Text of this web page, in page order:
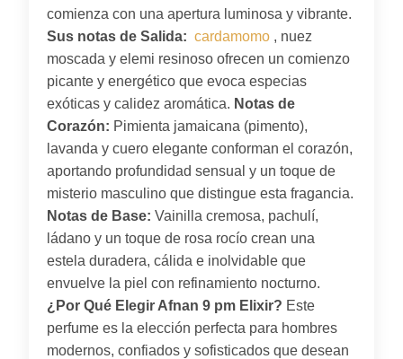
comienza con una apertura luminosa y vibrante.
Sus notas de Salida: cardamomo , nuez
moscada y elemi resinoso ofrecen un comienzo
picante y energético que evoca especias
exóticas y calidez aromática. Notas de
Corazón: Pimienta jamaicana (pimento),
lavanda y cuero elegante conforman el corazón,
aportando profundidad sensual y un toque de
misterio masculino que distingue esta fragancia.
Notas de Base: Vainilla cremosa, pachulí,
ládano y un toque de rosa rocío crean una
estela duradera, cálida e inolvidable que
envuelve la piel con refinamiento nocturno.
¿Por Qué Elegir Afnan 9 pm Elixir? Este
perfume es la elección perfecta para hombres
modernos, confiados y sofisticados que desean